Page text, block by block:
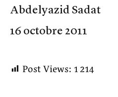
Abdelyazid Sadat
16 octobre 2011
Post Views:1 214